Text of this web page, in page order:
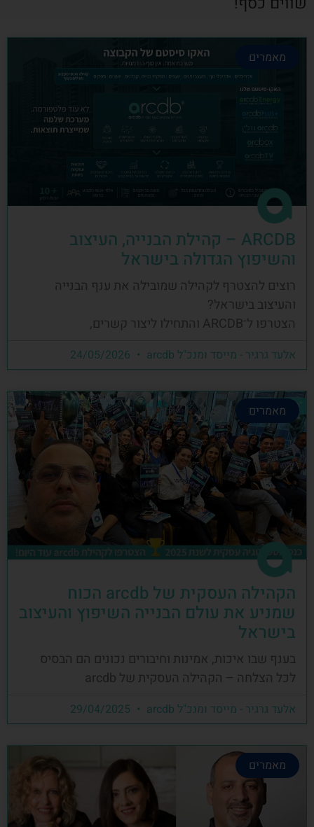
מאמרים
ARCDB – קהילת הבנייה, העיצוב
והשיפוץ הגדולה בישראל
רוצים להצטרף לקהילה שמובילה את ענף הבנייה
והעיצוב בישראל?
הצטרפו ל־ARCDB והתחילו ליצור קשרים,
אלעד גרגיר - מייסד ומנכ"ל arcdb
מאמרים
הקהילה העסקית של arcdb הכוח
שמניע את עולם הבנייה השיפוץ והעיצוב
בישראל
בענף שבו איכות, אמינות וחיבורים נכונים הם הבסיס
לכל הצלחה – הקהילה העסקית של arcdb
אלעד גרגיר - מייסד ומנכ"ל arcdb
מאמרים